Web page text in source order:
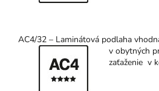
AC4/32 – Laminátová podlaha
v obytných
zaťaženie v